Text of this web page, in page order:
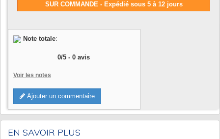
SUR COMMANDE - Expédié sous 5 à 12 jours
Note totale:
0/5 - 0 avis
Voir les notes
Ajouter un commentaire
EN SAVOIR PLUS